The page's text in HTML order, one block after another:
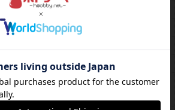
400円～休日ワンデイ2000円
22時30分
臨時休業など、Xのカレンダーをご確認ください。
込みOKですが、ドリンクは基本持ち込みNGです。店内
ル飲料を150円で販売しております。